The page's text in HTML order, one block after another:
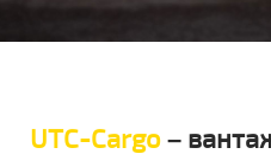
UTC-Cargo–